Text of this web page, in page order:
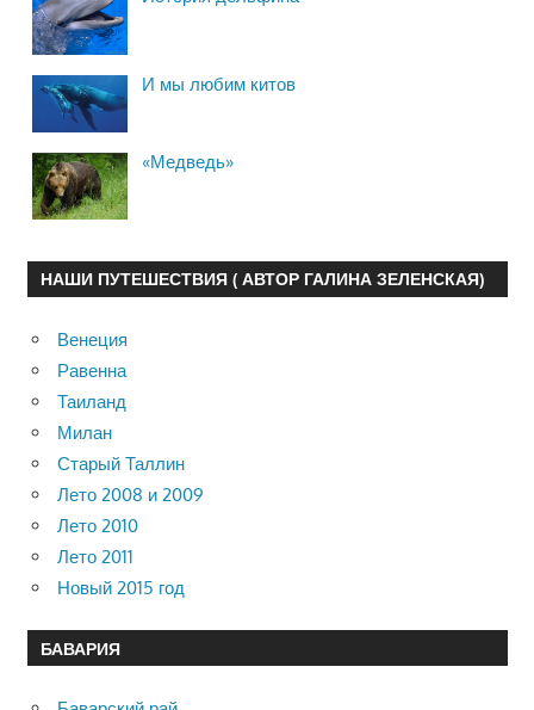
И мы любим китов
«Медведь»
НАШИ ПУТЕШЕСТВИЯ ( АВТОР ГАЛИНА ЗЕЛЕНСКАЯ)
Венеция
Равенна
Таиланд
Милан
Старый Таллин
Лето 2008 и 2009
Лето 2010
Лето 2011
Новый 2015 год
БАВАРИЯ